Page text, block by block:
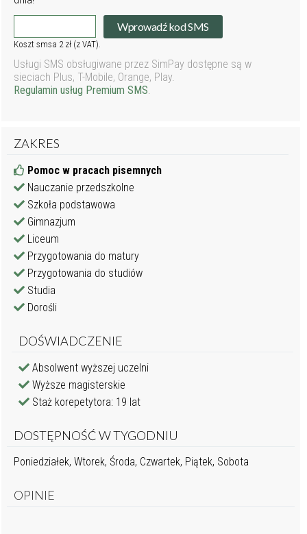
Wprowadź kod SMS
Koszt smsa 2 zł (z VAT).
Usługi SMS obsługiwane przez SimPay dostępne są w
sieciach Plus, T-Mobile, Orange, Play.
Regulamin usług Premium SMS.
ZAKRES
Pomoc w pracach pisemnych
Nauczanie przedszkolne
Szkoła podstawowa
Gimnazjum
Liceum
Przygotowania do matury
Przygotowania do studiów
Studia
Dorośli
DOŚWIADCZENIE
Absolwent wyższej uczelni
Wyższe magisterskie
Staż korepetytora: 19 lat
DOSTĘPNOŚĆ W TYGODNIU
Poniedziałek, Wtorek, Środa, Czwartek, Piątek, Sobota
OPINIE